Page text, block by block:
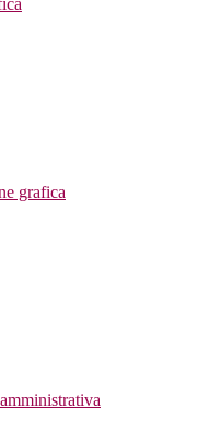
grafica